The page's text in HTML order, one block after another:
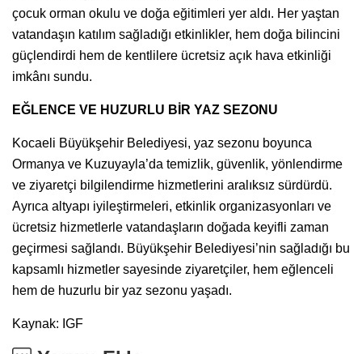
çocuk orman okulu ve doğa eğitimleri yer aldı. Her yaştan
vatandaşın katılım sağladığı etkinlikler, hem doğa bilincini
güçlendirdi hem de kentlilere ücretsiz açık hava etkinliği
imkânı sundu.
EĞLENCE VE HUZURLU BİR YAZ SEZONU
Kocaeli Büyükşehir Belediyesi, yaz sezonu boyunca
Ormanya ve Kuzuyayla’da temizlik, güvenlik, yönlendirme
ve ziyaretçi bilgilendirme hizmetlerini aralıksız sürdürdü.
Ayrıca altyapı iyileştirmeleri, etkinlik organizasyonları ve
ücretsiz hizmetlerle vatandaşların doğada keyifli zaman
geçirmesi sağlandı. Büyükşehir Belediyesi’nin sağladığı bu
kapsamlı hizmetler sayesinde ziyaretçiler, hem eğlenceli
hem de huzurlu bir yaz sezonu yaşadı.
Kaynak: IGF